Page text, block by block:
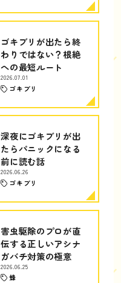
ゴキブリが出たら終
わりではない？根絶
への最短ルート
2026.07.01
ゴキブリ
深夜にゴキブリが出
たらパニックになる
前に読む話
2026.06.26
ゴキブリ
害虫駆除のプロが直
伝する正しいアシナ
ガバチ対策の極意
2026.06.25
蜂